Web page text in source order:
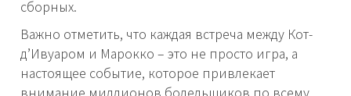
сборных.
Важно отметить, что каждая встреча между Кот-
д’Ивуаром и Марокко – это не просто игра, а
настоящее событие, которое привлекает